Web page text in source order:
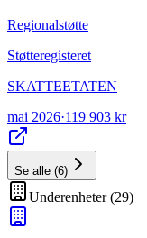
Regionalstøtte
Støtteregisteret
SKATTEETATEN
mai 2026·119 903 kr
Se alle (6)
Underenheter(29)